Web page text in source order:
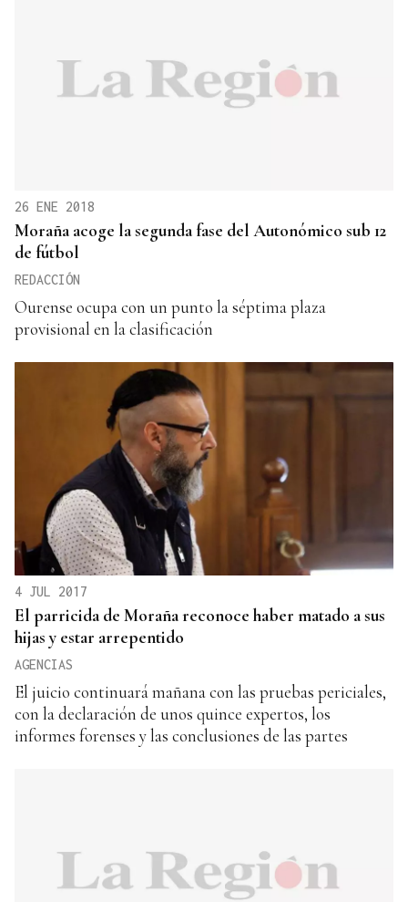
26 ENE 2018
Moraña acoge la segunda fase del Autonómico sub 12
de fútbol
REDACCIÓN
Ourense ocupa con un punto la séptima plaza
provisional en la clasificación
4 JUL 2017
El parricida de Moraña reconoce haber matado a sus
hijas y estar arrepentido
AGENCIAS
El juicio continuará mañana con las pruebas periciales,
con la declaración de unos quince expertos, los
informes forenses y las conclusiones de las partes